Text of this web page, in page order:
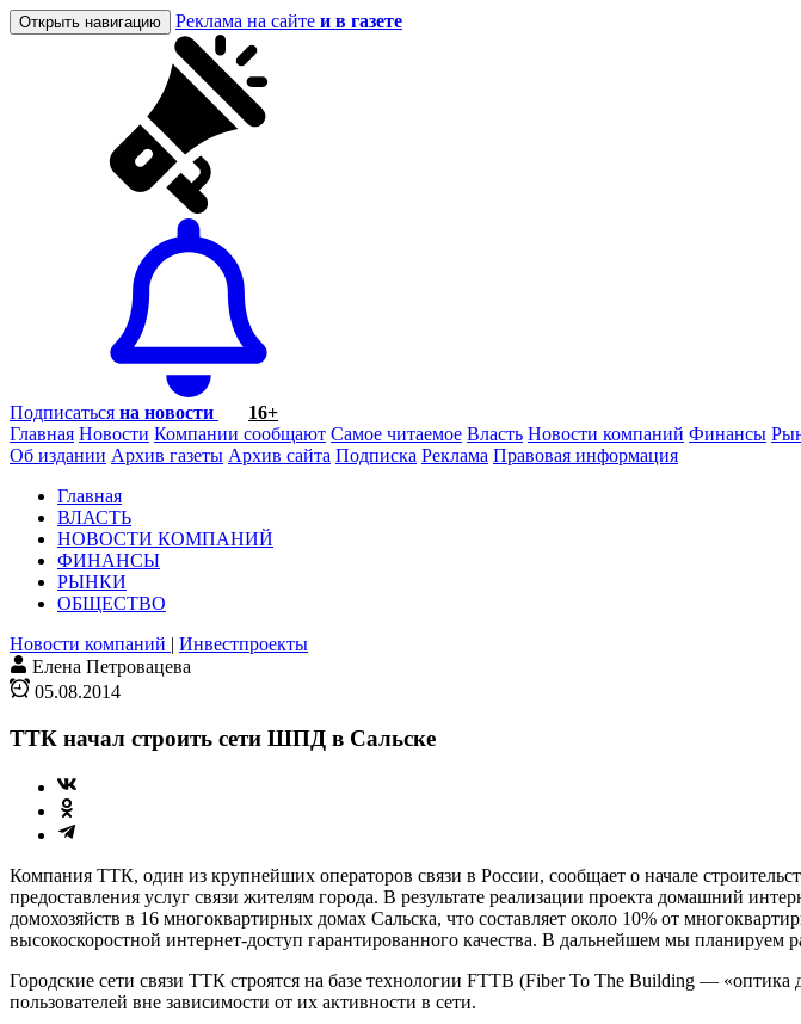
Открыть навигацию Реклама на сайте и в газете
Подписаться на новости
16+
Главная Новости Компании сообщают Самое читаемое Власть Новости компаний Финансы
Об издании Архив газеты Архив сайта Подписка Реклама Правовая информация
Главная
ВЛАСТЬ
НОВОСТИ КОМПАНИЙ
ФИНАНСЫ
РЫНКИ
ОБЩЕСТВО
Новости компаний | Инвестпроекты
Елена Петровацева
05.08.2014
ТТК начал строить сети ШПД в Сальске
Компания ТТК, один из крупнейших операторов связи в России, сообщает о начале
предоставления услуг связи жителям города. В результате реализации проекта домашний
домохозяйств в 16 многоквартирных домах Сальска, что составляет около 10% от
высокоскоростной интернет-доступ гарантированного качества. В дальнейшем мы
Городские сети связи ТТК строятся на базе технологии FTTB (Fiber To The Building — «оптика
пользователей вне зависимости от их активности в сети.